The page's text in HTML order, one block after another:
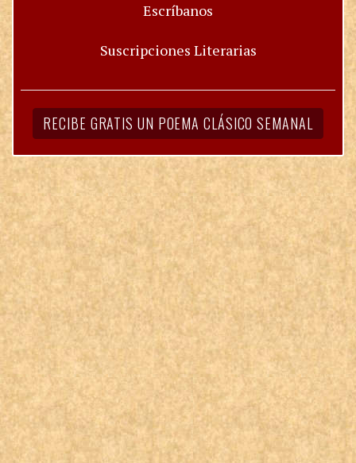
Escríbanos
Suscripciones Literarias
RECIBE GRATIS UN POEMA CLÁSICO SEMANAL